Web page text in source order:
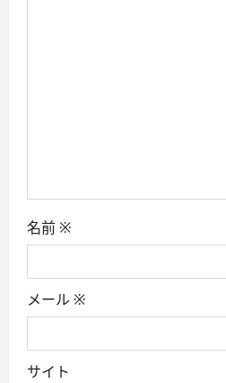
名前 ※
メール ※
サイト